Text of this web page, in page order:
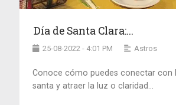
Día de Santa Clara:...
25-08-2022 - 4:01 PM Astros
Conoce cómo puedes conectar con
santa y atraer la luz o claridad...